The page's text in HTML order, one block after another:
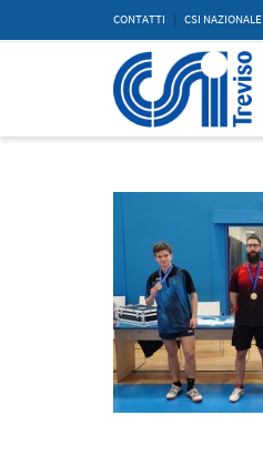
CONTATTI CSI NAZIONALE